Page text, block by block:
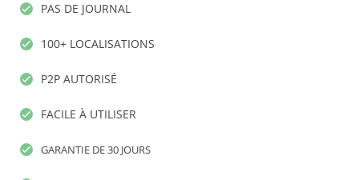
PAS DE JOURNAL
100+ LOCALISATIONS
P2P AUTORISÉ
FACILE À UTILISER
GARANTIE DE 30 JOURS